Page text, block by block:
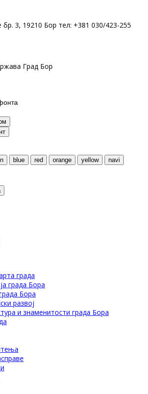
3, 19210 Бор тел: +381 030/423-255
Град Бор
blue red orange yellow
navi
града
града Бора
Бора
развој
и знаменитости града Бора